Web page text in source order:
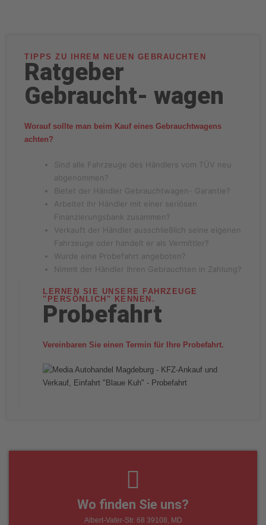
TIPPS ZU IHREM NEUEN GEBRAUCHTEN
Ratgeber
Gebraucht- wagen
Worauf sollte man beim Kauf eines Gebrauchtwagens
achten?
Sind alle Fahrzeuge des Händlers vom TÜV neu
abgenommen?
Bietet der Händler Gebrauchtwagen- Garantie?
Arbeitet Ihr Händler mit einer seriösen
Finanzierungsbank zusammen?
Verkauft der Händler ausschließlich seine eigenen
Fahrzeuge oder handelt er als Vermittler?
Wurde eine Probefahrt angeboten?
Nimmt der Händler Ihren Gebrauchten in Zahlung?
LERNEN SIE UNSERE FAHRZEUGE
"PERSÖNLICH" KENNEN.
Probefahrt
Vereinbaren Sie einen Termin für Ihre Probefahrt.
Wo finden Sie uns?
Albert-Vater-Str. 68 39108, MD